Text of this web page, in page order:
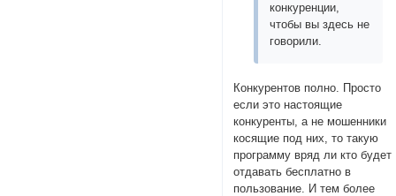
конкуренции,
чтобы вы здесь не
говорили.
Конкурентов полно. Просто
если это настоящие
конкуренты, а не мошенники
косящие под них, то такую
программу вряд ли кто будет
отдавать бесплатно в
пользование. И тем более